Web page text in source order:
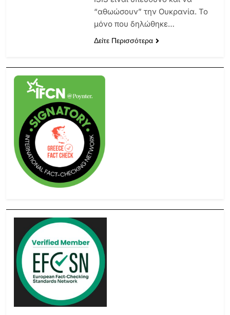
“αθωώσουν” την Ουκρανία. Το
μόνο που δηλώθηκε…
Δείτε Περισσότερα